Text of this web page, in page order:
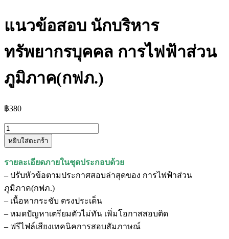
แนวข้อสอบ นักบริหาร
ทรัพยากรบุคคล การไฟฟ้าส่วน
ภูมิภาค(กฟภ.)
฿380
จำนวน
แนว
นัก
บริหาร
ทรัพยากร
บุคคล
การ
ไฟฟ้า
หยิบใส่ตะกร้า
รายละเอียดภายในชุดประกอบด้วย
– ปรับหัวข้อตามประกาศสอบล่าสุดของ การไฟฟ้าส่วน
ภูมิภาค(กฟภ.)
– เนื้อหากระชับ ตรงประเด็น
– หมดปัญหาเตรียมตัวไม่ทัน เพิ่มโอกาสสอบติด
– ฟรีไฟล์เสียงเทคนิคการสอบสัมภาษณ์